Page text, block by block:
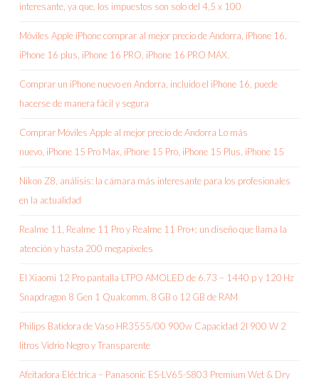
interesante, ya que, los impuestos son solo del 4,5 x 100
Móviles Apple iPhone comprar al mejor precio de Andorra, iPhone 16,
iPhone 16 plus, iPhone 16 PRO, iPhone 16 PRO MAX.
Comprar un iPhone nuevo en Andorra, incluido el iPhone 16, puede
hacerse de manera fácil y segura
Comprar Móviles Apple al mejor precio de Andorra Lo más
nuevo, iPhone 15 Pro Max, iPhone 15 Pro, iPhone 15 Plus, iPhone 15
Nikon Z8, análisis: la cámara más interesante para los profesionales
en la actualidad
Realme 11, Realme 11 Pro y Realme 11 Pro+: un diseño que llama la
atención y hasta 200 megapíxeles
El Xiaomi 12 Pro pantalla LTPO AMOLED de 6.73 – 1440 p y 120 Hz
Snapdragon 8 Gen 1 Qualcomm, 8 GB o 12 GB de RAM
Philips Batidora de Vaso HR3555/00 900w Capacidad 2l 900 W 2
litros Vidrio Negro y Transparente
Afeitadora Eléctrica – Panasonic ES-LV65-S803 Premium Wet & Dry